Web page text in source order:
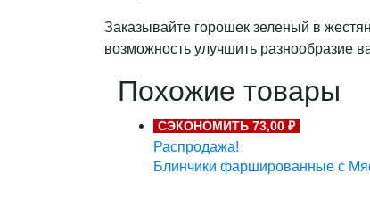
Заказывайте горошек зеленый в
возможность улучшить разнообразие
Похожие товары
СЭКОНОМИТЬ 73,00 ₽
Распродажа!
Блинчики фаршированные с